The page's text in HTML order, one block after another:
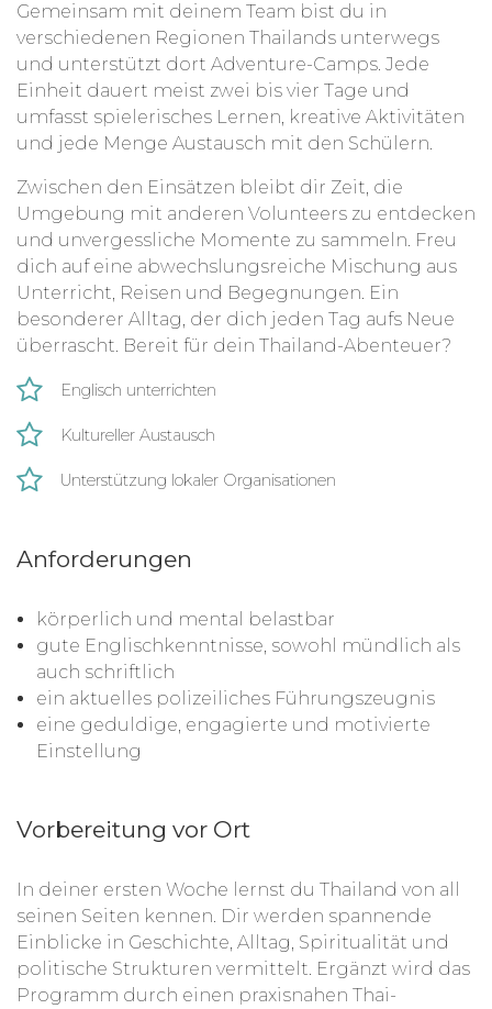
Hin zurück. Dort kannst du am Strand
entspannen, das Nachtleben erkunden oder
einfach deine Erlebnisse reflektieren. Um den
Transport musst du dich nicht kümmern, ein
Teammitglied oder ein lokaler Schulpartner
begleiten dich zuverlässig von Ort zu Ort.
Dieses Programm gibt dir die Chance, Thailand
intensiv und authentisch zu erleben, dich
persönlich weiterzuentwickeln und dabei richtig
etwas zu bewirken. Pack deine Neugier ein, denn
dein Abenteuer wartet schon auf dich.
Gemeinsam mit deinem Team bist du in
verschiedenen Regionen Thailands unterwegs
und unterstützt dort Adventure-Camps. Jede
Einheit dauert meist zwei bis vier Tage und
umfasst spielerisches Lernen, kreative Aktivitäten
und jede Menge Austausch mit den Schülern.
Zwischen den Einsätzen bleibt dir Zeit, die
Umgebung mit anderen Volunteers zu entdecken
und unvergessliche Momente zu sammeln. Freu
dich auf eine abwechslungsreiche Mischung aus
Unterricht, Reisen und Begegnungen. Ein
besonderer Alltag, der dich jeden Tag aufs Neue
überrascht. Bereit für dein Thailand-Abenteuer?
Englisch unterrichten
Kultureller Austausch
Unterstützung lokaler Organisationen
Anforderungen
körperlich und mental belastbar
gute Englischkenntnisse, sowohl mündlich als
auch schriftlich
ein aktuelles polizeiliches Führungszeugnis
eine geduldige, engagierte und motivierte
Einstellung
Vorbereitung vor Ort
In deiner ersten Woche lernst du Thailand von all
seinen Seiten kennen. Dir werden spannende
Einblicke in Geschichte, Alltag, Spiritualität und
politische Strukturen vermittelt. Ergänzt wird das
Programm durch einen praxisnahen Thai-